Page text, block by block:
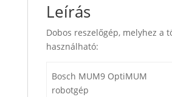
Leírás
Dobos reszelőgép, melyhez a
használható:
Bosch MUM9 OptiMUM
robotgép